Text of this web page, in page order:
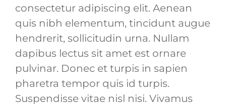
consectetur adipiscing elit. Aenean
quis nibh elementum, tincidunt augue
hendrerit, sollicitudin urna. Nullam
dapibus lectus sit amet est ornare
pulvinar. Donec et turpis in sapien
pharetra tempor quis id turpis.
Suspendisse vitae nisl nisi. Vivamus